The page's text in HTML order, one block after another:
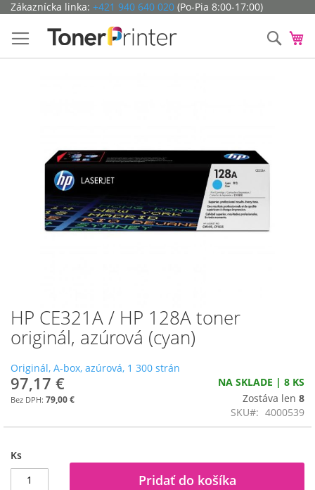
Preskočiť
obsah
Zákaznícka linka: +421 940 640 020 (Po-Pia 8:00-17:00)
HP CE321A / HP 128A toner
originál, azúrová (cyan)
Originál, A-box, azúrová, 1 300 strán
97,17 €
79,00 €
NA SKLADE | 8 KS
Zostáva len 8
SKU
4000539
Ks
Pridať do košíka
Preskočiť
na
začiatok
obrázkov